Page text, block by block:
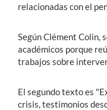
relacionadas con el
Según Clément Colin,
académicos porque
trabajos sobre
El segundo texto es
crisis, testimonios